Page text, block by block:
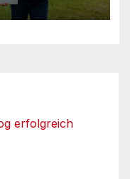
erfolgreich